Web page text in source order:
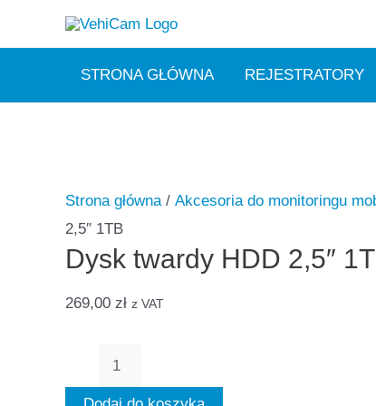
STRONA GŁÓWNA REJESTRATORY
Strona główna/ Akcesoria do monitoringu
2,5″ 1TB
Dysk twardy HDD 2,5″
269,00 zł z VAT
Dysk